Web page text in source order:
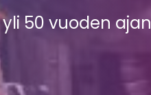
50 vuoden ajan